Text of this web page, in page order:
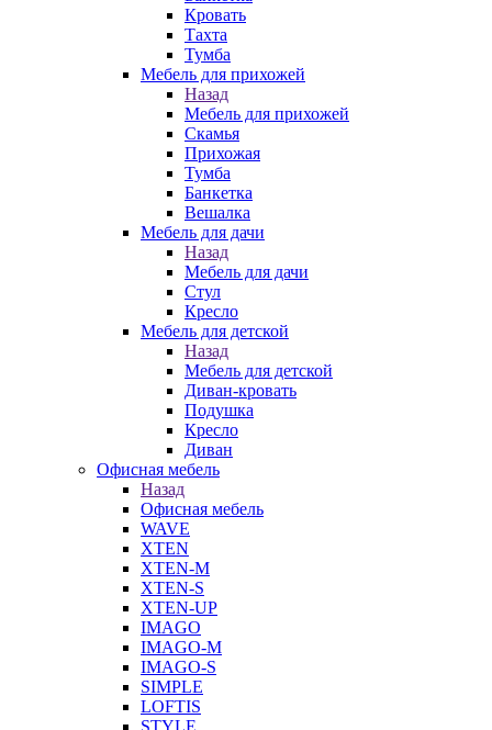
Кровать
Тахта
Тумба
Мебель для прихожей
Назад
Мебель для прихожей
Скамья
Прихожая
Тумба
Банкетка
Вешалка
Мебель для дачи
Назад
Мебель для дачи
Стул
Кресло
Мебель для детской
Назад
Мебель для детской
Диван-кровать
Подушка
Кресло
Диван
Офисная мебель
Назад
Офисная мебель
WAVE
XTEN
XTEN-M
XTEN-S
XTEN-UP
IMAGO
IMAGO-M
IMAGO-S
SIMPLE
LOFTIS
STYLE